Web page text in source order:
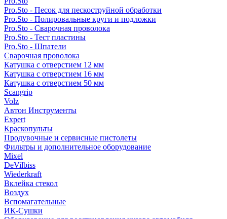
Pro.Sto - Песок для пескоструйной обработки
Pro.Sto - Полировальные круги и подложки
Pro.Sto - Сварочная проволока
Pro.Sto - Тест пластины
Pro.Sto - Шпатели
Сварочная проволока
Катушка с отверстием 12 мм
Катушка с отверстием 16 мм
Катушка с отверстием 50 мм
Scangrip
Volz
Автон Инструменты
Expert
Краскопульты
Продувочные и сервисные пистолеты
Фильтры и дополнительное оборудование
Mixel
DeVilbiss
Wiederkraft
Вклейка стекол
Воздух
Вспомагательные
ИК-Сушки